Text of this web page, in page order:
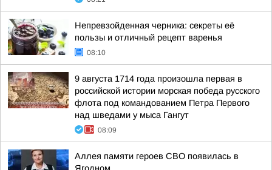
Непревзойденная черника: секреты её
пользы и отличный рецепт варенья
08:10
9 августа 1714 года произошла первая в
российской истории морская победа русского
флота под командованием Петра Первого
над шведами у мыса Гангут
08:09
Аллея памяти героев СВО появилась в